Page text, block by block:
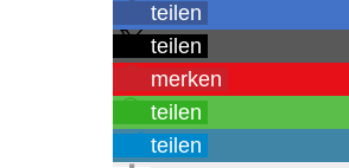
teilen
teilen
merken
teilen
teilen